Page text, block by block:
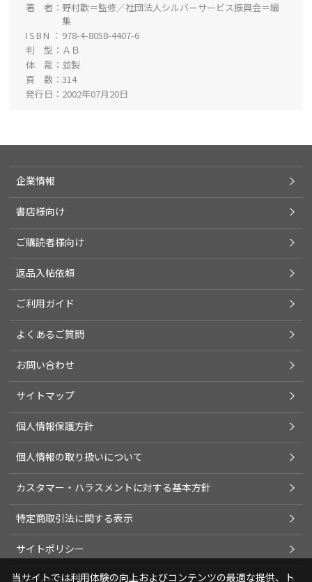
著 者
野村歡＝監修／社団法人シルバーサービス振興会＝編
集
ISBN
978-4-8058-4407-6
判 型
ＡＢ
体 裁
並製
頁 数
314
発行日
2002年07月20日
企業情報
書店様向け
ご購読者様向け
返品入帖依頼
ご利用ガイド
よくあるご質問
お問い合わせ
サイトマップ
個人情報保護方針
個人情報の取り扱いについて
カスタマー・ハラスメントに対する基本方針
特定商取引法に関する表示
サイトポリシー
ソーシャルメディアポリシー
当サイトでは利用体験の向上およびコンテンツの最適な提供、ト